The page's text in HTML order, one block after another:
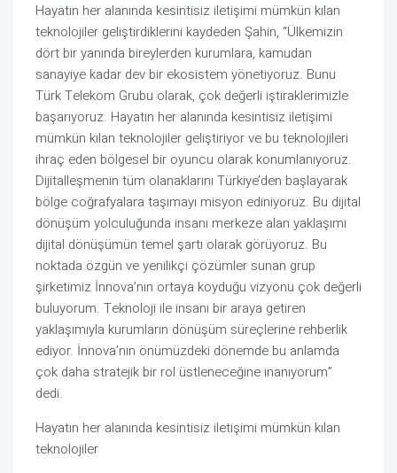
Hayatın her alanında kesintisiz iletişimi mümkün kılan
teknolojiler geliştirdiklerini kaydeden Şahin, “Ülkemizin
dört bir yanında bireylerden kurumlara, kamudan
sanayiye kadar dev bir ekosistem yönetiyoruz. Bunu
Türk Telekom Grubu olarak, çok değerli iştiraklerimizle
başarıyoruz. Hayatın her alanında kesintisiz iletişimi
mümkün kılan teknolojiler geliştiriyor ve bu teknolojileri
ihraç eden bölgesel bir oyuncu olarak konumlanıyoruz.
Dijitalleşmenin tüm olanaklarını Türkiye’den başlayarak
bölge coğrafyalara taşımayı misyon ediniyoruz. Bu dijital
dönüşüm yolculuğunda insanı merkeze alan yaklaşımı
dijital dönüşümün temel şartı olarak görüyoruz. Bu
noktada özgün ve yenilikçi çözümler sunan grup
şirketimiz İnnova’nın ortaya koyduğu vizyonu çok değerli
buluyorum. Teknoloji ile insanı bir araya getiren
yaklaşımıyla kurumların dönüşüm süreçlerine rehberlik
ediyor. İnnova’nın önümüzdeki dönemde bu anlamda
çok daha stratejik bir rol üstleneceğine inanıyorum”
dedi.
Hayatın her alanında kesintisiz iletişimi mümkün kılan
teknolojiler